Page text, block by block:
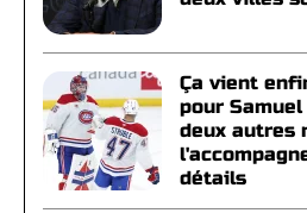
Ça vient
pour
deux autres
détails